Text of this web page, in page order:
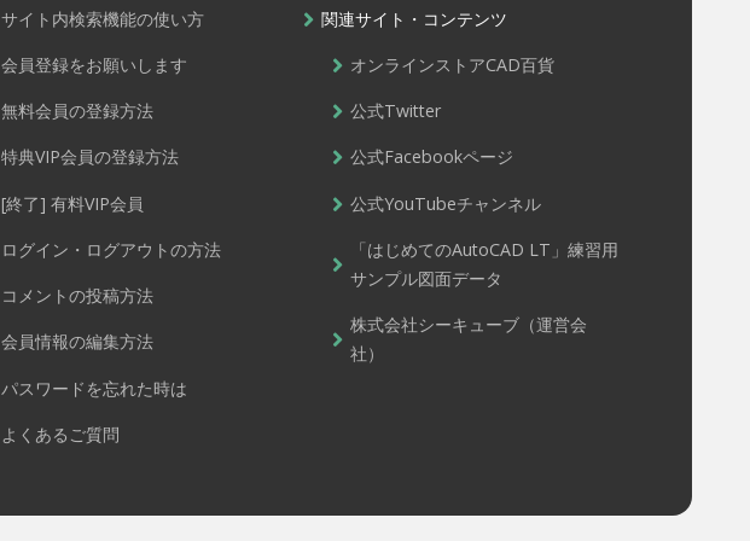
サイト内検索機能の使い方
会員登録をお願いします
無料会員の登録方法
特典VIP会員の登録方法
[終了] 有料VIP会員
ログイン・ログアウトの方法
コメントの投稿方法
会員情報の編集方法
パスワードを忘れた時は
よくあるご質問
関連サイト・コンテンツ
オンラインストアCAD百貨
公式Twitter
公式Facebookページ
公式YouTubeチャンネル
「はじめてのAutoCAD LT」練習用
サンプル図面データ
株式会社シーキューブ（運営会
社）